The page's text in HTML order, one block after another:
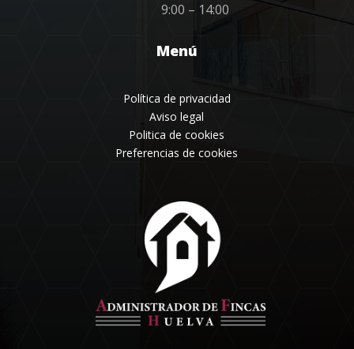
9:00 – 14:00
Menú
Política de privacidad
Aviso legal
Politica de cookies
Preferencias de cookies